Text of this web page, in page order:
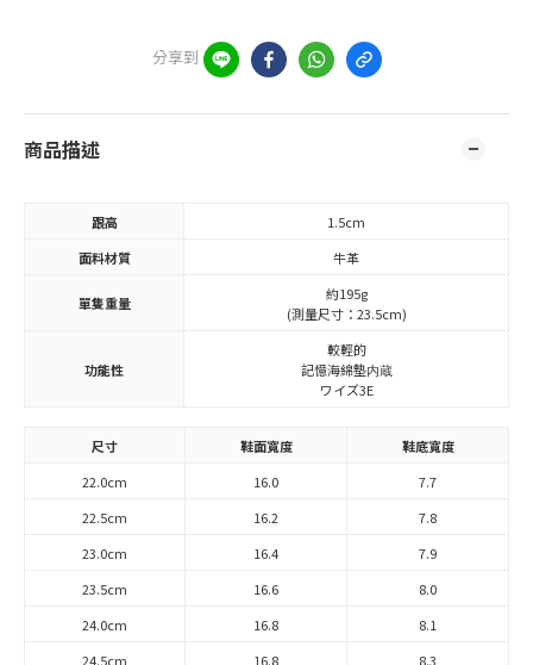
分享到
商品描述
跟高
1.5cm
面料材質
牛革
單隻重量
約195g
(測量尺寸：23.5cm)
功能性
較輕的
記憶海綿墊内蔵
ワイズ3E
尺寸 鞋面寬度
鞋底寬度
22.0cm
16.0
7.7
22.5cm
16.2
7.8
23.0cm
16.4
7.9
23.5cm
16.6
8.0
24.0cm
16.8
8.1
24.5cm
16.8 8.3